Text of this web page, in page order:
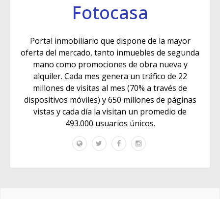
Fotocasa
Portal inmobiliario que dispone de la mayor
oferta del mercado, tanto inmuebles de segunda
mano como promociones de obra nueva y
alquiler. Cada mes genera un tráfico de 22
millones de visitas al mes (70% a través de
dispositivos móviles) y 650 millones de páginas
vistas y cada día la visitan un promedio de
493.000 usuarios únicos.